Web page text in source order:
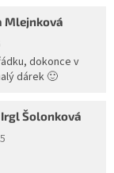
Mlejnková
obchodu je 5 z 5
dokonce v
dárek 🙂
Šolonková
obchodu je 5 z 5